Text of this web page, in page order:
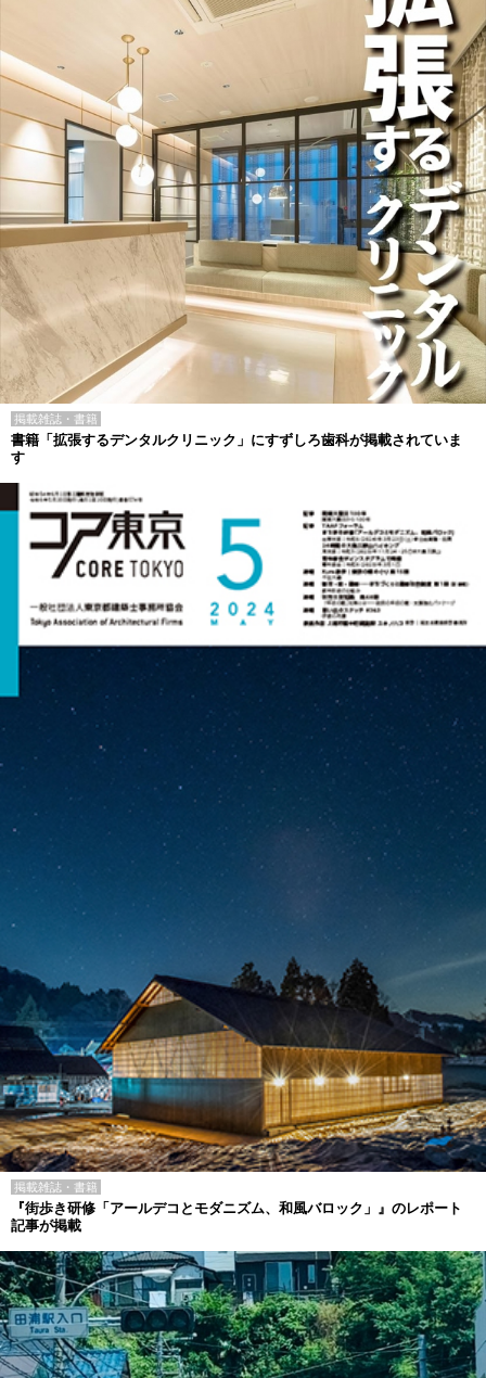
掲載雑誌・書籍
書籍「拡張するデンタルクリニック」にすずしろ歯科が掲載されていま
す
掲載雑誌・書籍
『街歩き研修「アールデコとモダニズム、和風バロック」』のレポート
記事が掲載